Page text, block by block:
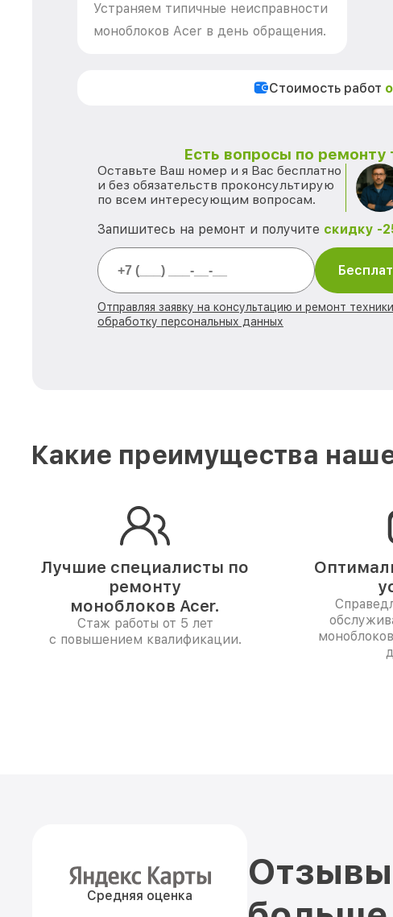
Устраняем типичные неисправности
моноблоков Acer в день обращения.
Стоимость работ
Есть вопросы по ремонту
Оставьте Ваш номер и я Вас бесплатно
и без обязательств проконсультирую
по всем интересующим вопросам.
Запишитесь на ремонт и получите скидку -
Отправляя заявку на консультацию и ремонт
обработку персональных данных
Какие преимущества
Лучшие специалисты по
ремонту
моноблоков Acer.
Стаж работы от 5 лет
с повышением квалификации.
Средняя оценка